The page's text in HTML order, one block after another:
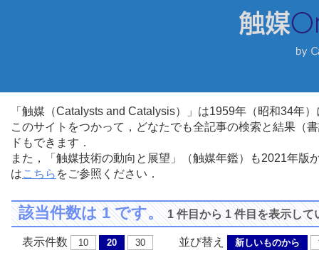
「触媒（Catalysts and Catalysis）」は1959年（昭和34年
このサイトをつかって，どなたでも全記事の検索と結果（
ドもできます．
また，「触媒技術の動向と展望」（触媒年鑑）も2021年
はこちら をご参照ください．
該当件数は 1 です。1 件目から 1 件目を表示して
表示件数 10 20 30 並び替え 新しいものから